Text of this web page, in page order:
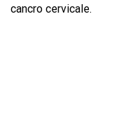
cancro cervicale.